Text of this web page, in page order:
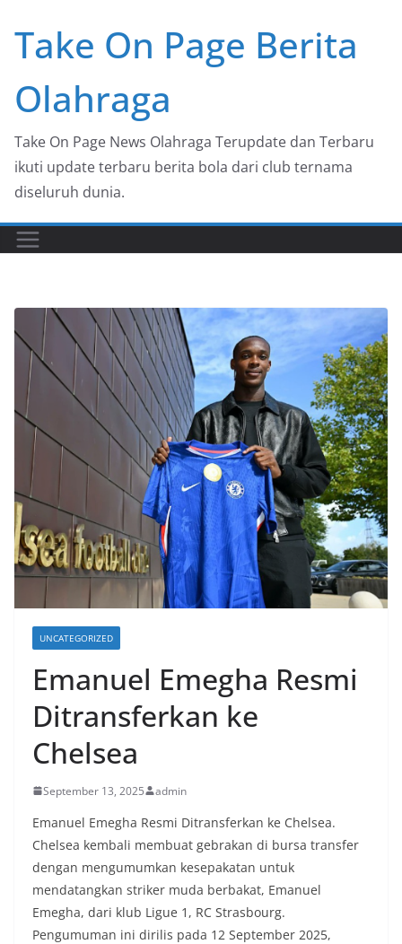
content
Take On Page Berita
Olahraga
Take On Page News Olahraga Terupdate dan Terbaru
ikuti update terbaru berita bola dari club ternama
diseluruh dunia.
UNCATEGORIZED
Emanuel Emegha Resmi
Ditransferkan ke
Chelsea
September 13, 2025 admin
Emanuel Emegha Resmi Ditransferkan ke Chelsea.
Chelsea kembali membuat gebrakan di bursa transfer
dengan mengumumkan kesepakatan untuk
mendatangkan striker muda berbakat, Emanuel
Emegha, dari klub Ligue 1, RC Strasbourg.
Pengumuman ini dirilis pada 12 September 2025,